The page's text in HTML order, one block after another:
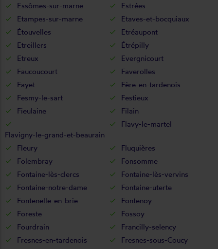
Essômes-sur-marne
Estrées
Etampes-sur-marne
Etaves-et-bocquiaux
Étouvelles
Etréaupont
Etreillers
Étrépilly
Etreux
Evergnicourt
Faucoucourt
Faverolles
Fayet
Fère-en-tardenois
Fesmy-le-sart
Festieux
Fieulaine
Filain
Flavigny-le-grand-et-beaurain
Flavy-le-martel
Fleury
Fluquières
Folembray
Fonsomme
Fontaine-lès-clercs
Fontaine-lès-vervins
Fontaine-notre-dame
Fontaine-uterte
Fontenelle-en-brie
Fontenoy
Foreste
Fossoy
Fourdrain
Francilly-selency
Fresnes-en-tardenois
Fresnes-sous-Coucy